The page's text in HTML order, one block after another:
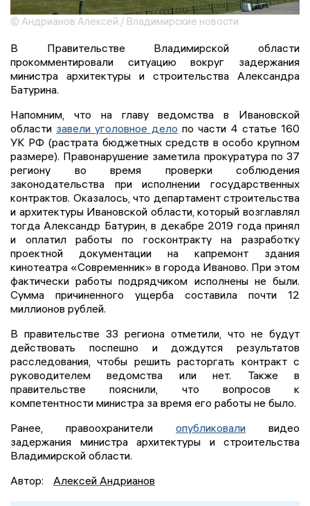
© Андрианов Алексей / Владимирские новости
В Правительстве Владимирской области
прокомментировали ситуацию вокруг задержания
министра архитектуры и строительства Александра
Батурина.
Напомним, что на главу ведомства в Ивановской
области завели уголовное дело по части 4 статье 160
УК РФ (растрата бюджетных средств в особо крупном
размере). Правонарушение заметила прокуратура по 37
региону во время проверки соблюдения
законодательства при исполнении государственных
контрактов. Оказалось, что департамент строительства
и архитектуры Ивановской области, который возглавлял
тогда Александр Батурин, в декабре 2019 года принял
и оплатил работы по госконтракту на разработку
проектной документации на капремонт здания
кинотеатра «Современник» в города Иваново. При этом
фактически работы подрядчиком исполнены не были.
Сумма причиненного ущерба составила почти 12
миллионов рублей.
В правительстве 33 региона отметили, что не будут
действовать поспешно и дождутся результатов
расследования, чтобы решить расторгать контракт с
руководителем ведомства или нет. Также в
правительстве пояснили, что вопросов к
компетентности министра за время его работы не было.
Ранее, правоохранители опубликовали видео
задержания министра архитектуры и строительства
Владимирской области.
Автор:
Алексей Андрианов